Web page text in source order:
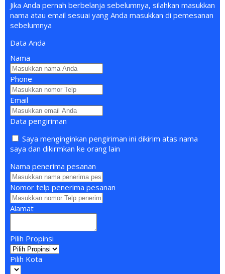
Jika Anda pernah berbelanja sebelumnya, silahkan masukkan
nama atau email sesuai yang Anda masukkan di pemesanan
sebelumnya
Data Anda
Nama
Phone
Email
Data pengiriman
Saya menginginkan pengiriman ini dikirim atas nama
saya dan dikirmkan ke orang lain
Nama penerima pesanan
Nomor telp penerima pesanan
Alamat
Pilih Propinsi
Pilih Kota